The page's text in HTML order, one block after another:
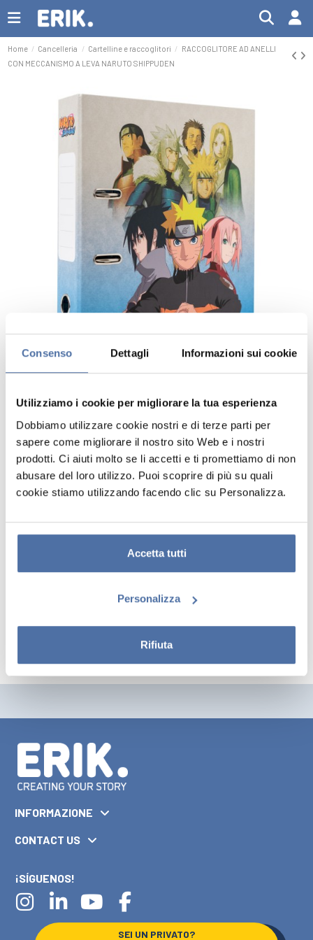
Consenso Dettagli Informazioni sui cookie
Utilizziamo i cookie per migliorare la tua esperienza
Dobbiamo utilizzare cookie nostri e di terze parti per
sapere come migliorare il nostro sito Web e i nostri
prodotti. Ci aiuti molto se li accetti e ti promettiamo di non
abusare del loro utilizzo. Puoi scoprire di più su quali
cookie stiamo utilizzando facendo clic su Personalizza.
Accetta tutti
Personalizza
Rifiuta
Home Cancelleria Cartelline e raccoglitori
RACCOGLITORE AD ANELLI
CON MECCANISMO A LEVA NARUTO SHIPPUDEN
RACCOGLITORE AD ANELLI CON
MECCANISMO A LEVA NARUTO
SHIPPUDEN
Presenta una copertina rigida da 2 mm rivestita con carta da 150 gr
Prodotto con licenza ufficiale al 100%.
INFORMAZIONE
CONTACT US
¡SÍGUENOS!
SEI UN PRIVATO?